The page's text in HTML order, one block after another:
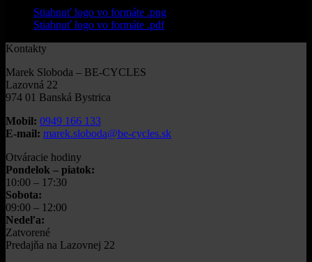
Stiahnuť logo vo formáte .png
Stiahnuť logo vo formáte .pdf
Kontakty
Marek Sloboda – BE-CYCLES
Lazovná 22
974 01 Banská Bystrica
Mobil: 0949 166 133
E-mail: marek.sloboda@be-cycles.sk
Otváracie hodiny
Pondelok – piatok:
10:00 – 17:30
Sobota:
09:00 – 12:00
Nedeľa:
Zatvorené
Predajňa na Lazovnej 22